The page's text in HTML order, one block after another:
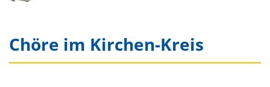
Chöre im Kirchen-Kreis